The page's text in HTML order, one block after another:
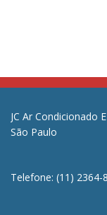
JC Ar Condicionado
São Paulo
Telefone: (11) 2364-